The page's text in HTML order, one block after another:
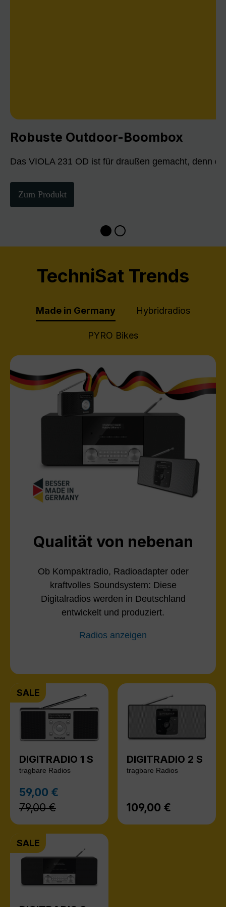
Robuste Outdoor-Boombox
Das VIOLA 231 OD ist für draußen gemacht, denn
Zum Produkt
TechniSat Trends
Made in Germany Hybridradios
PYRO Bikes
Qualität von nebenan
Ob Kompaktradio, Radioadapter oder
kraftvolles Soundsystem: Diese
Digitalradios werden in Deutschland
entwickelt und produziert.
Radios anzeigen
SALE
DIGITRADIO 1 S
tragbare Radios
Verkaufspreis:
59,00 €
79,00 €
DIGITRADIO 2 S
tragbare Radios
Regulärer Preis:
109,00 €
SALE